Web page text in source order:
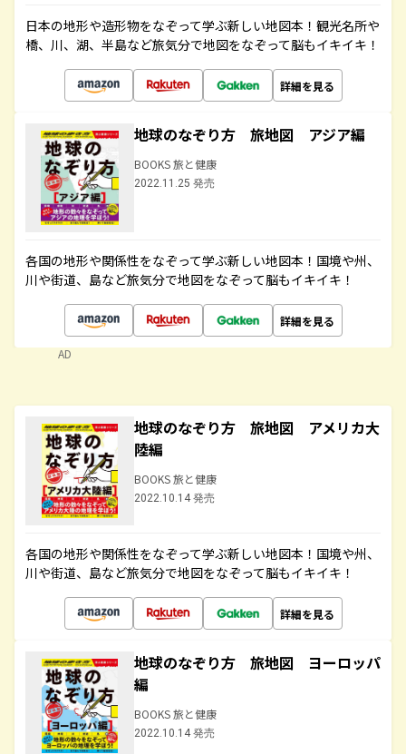
日本の地形や造形物をなぞって学ぶ新しい地図本！観光名所や
橋、川、湖、半島など旅気分で地図をなぞって脳もイキイキ！
詳細を見る
地球のなぞり方 旅地図 アジア編
BOOKS 旅と健康
2022.11.25 発売
各国の地形や関係性をなぞって学ぶ新しい地図本！国境や州、
川や街道、島など旅気分で地図をなぞって脳もイキイキ！
詳細を見る
AD
地球のなぞり方 旅地図 アメリカ大
陸編
BOOKS 旅と健康
2022.10.14 発売
各国の地形や関係性をなぞって学ぶ新しい地図本！国境や州、
川や街道、島など旅気分で地図をなぞって脳もイキイキ！
詳細を見る
地球のなぞり方 旅地図 ヨーロッパ
編
BOOKS 旅と健康
2022.10.14 発売